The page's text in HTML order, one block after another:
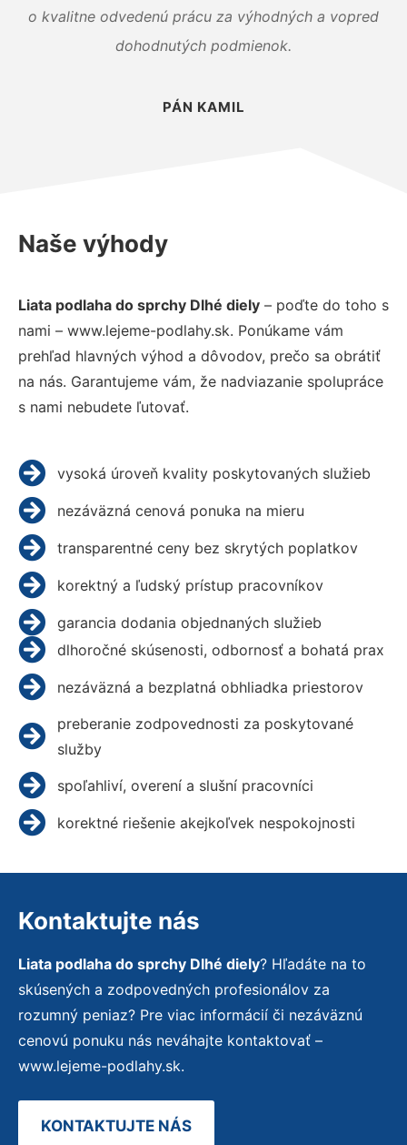
o kvalitne odvedenú prácu za výhodných a vopred
dohodnutých podmienok.
PÁN KAMIL
Naše výhody
Liata podlaha do sprchy Dlhé diely – poďte do toho s
nami – www.lejeme-podlahy.sk. Ponúkame vám
prehľad hlavných výhod a dôvodov, prečo sa obrátiť
na nás. Garantujeme vám, že nadviazanie spolupráce
s nami nebudete ľutovať.
vysoká úroveň kvality poskytovaných služieb
nezáväzná cenová ponuka na mieru
transparentné ceny bez skrytých poplatkov
korektný a ľudský prístup pracovníkov
garancia dodania objednaných služieb
dlhoročné skúsenosti, odbornosť a bohatá prax
nezáväzná a bezplatná obhliadka priestorov
preberanie zodpovednosti za poskytované
služby
spoľahliví, overení a slušní pracovníci
korektné riešenie akejkoľvek nespokojnosti
Kontaktujte nás
Liata podlaha do sprchy Dlhé diely? Hľadáte na to
skúsených a zodpovedných profesionálov za
rozumný peniaz? Pre viac informácií či nezáväznú
cenovú ponuku nás neváhajte kontaktovať –
www.lejeme-podlahy.sk.
KONTAKTUJTE NÁS